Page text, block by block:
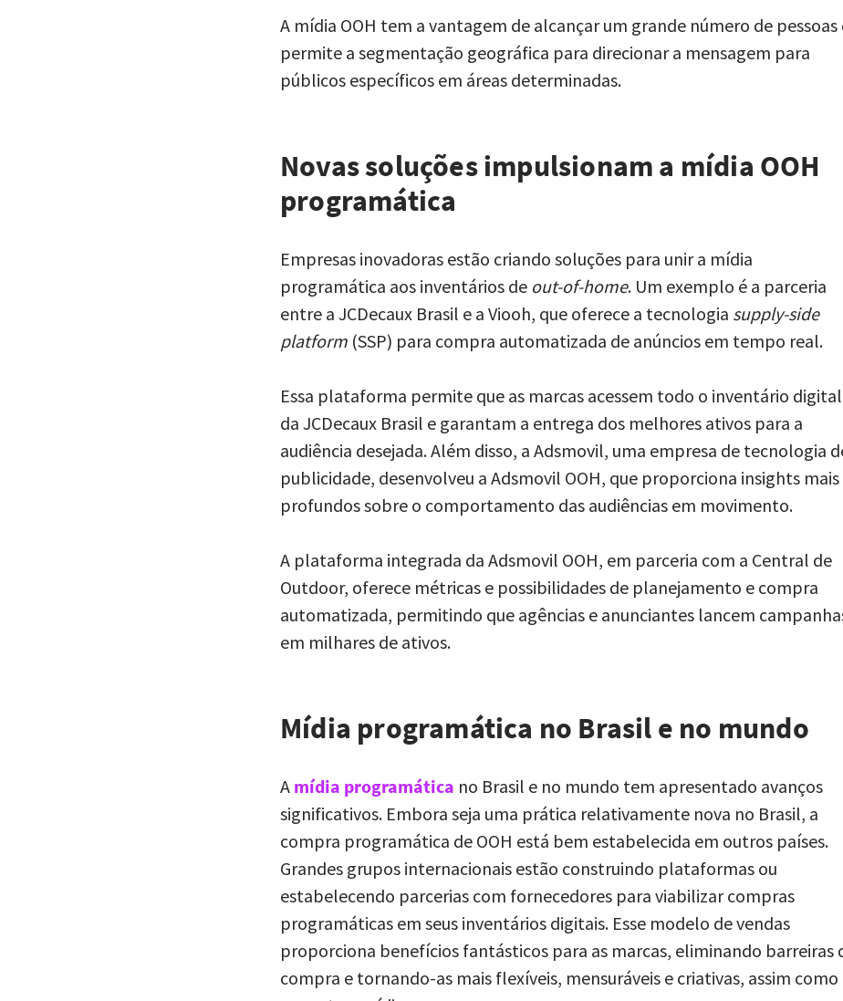
A mídia OOH tem a vantagem de alcançar um grande número de pessoas
permite a segmentação geográfica para direcionar a mensagem para
públicos específicos em áreas determinadas.
Novas soluções impulsionam a mídia OOH
programática
Empresas inovadoras estão criando soluções para unir a mídia
programática aos inventários de out-of-home. Um exemplo é a parceria
entre a JCDecaux Brasil e a Viooh, que oferece a tecnologia supply-side
platform (SSP) para compra automatizada de anúncios em tempo real.
Essa plataforma permite que as marcas acessem todo o inventário digital
da JCDecaux Brasil e garantam a entrega dos melhores ativos para a
audiência desejada. Além disso, a Adsmovil, uma empresa de tecnologia
publicidade, desenvolveu a Adsmovil OOH, que proporciona insights mais
profundos sobre o comportamento das audiências em movimento.
A plataforma integrada da Adsmovil OOH, em parceria com a Central de
Outdoor, oferece métricas e possibilidades de planejamento e compra
automatizada, permitindo que agências e anunciantes lancem
em milhares de ativos.
Mídia programática no Brasil e no mundo
A mídia programática no Brasil e no mundo tem apresentado avanços
significativos. Embora seja uma prática relativamente nova no Brasil, a
compra programática de OOH está bem estabelecida em outros países.
Grandes grupos internacionais estão construindo plataformas ou
estabelecendo parcerias com fornecedores para viabilizar compras
programáticas em seus inventários digitais. Esse modelo de vendas
proporciona benefícios fantásticos para as marcas, eliminando barreiras
compra e tornando-as mais flexíveis, mensuráveis e criativas, assim como